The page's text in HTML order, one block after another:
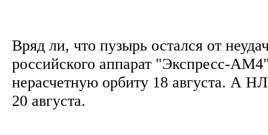
Вряд ли, что пузырь остался от
российского аппарат "Экспресс-
нерасчетную орбиту 18 августа. А
20 августа.